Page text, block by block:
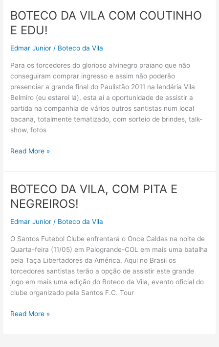
com
Dorval
e
BOTECO DA VILA COM COUTINHO
E EDU!
Edmar Junior/ Boteco da Vila
Para os torcedores do glorioso alvinegro praiano que não
conseguiram comprar ingresso e assim não poderão
presenciar a grande final do Paulistão 2011 na lendária Vila
Belmiro (eu estarei lá), esta aí a oportunidade de assistir a
partida na companhia de vários outros santistas num local
bacana, totalmente tematizado, com sorteio de brindes, talk-
show, fotos
BOTECO
VILA
COM
COUTINHO
E
Read More »
BOTECO DA VILA, COM PITA E
NEGREIROS!
Edmar Junior/ Boteco da Vila
O Santos Futebol Clube enfrentará o Once Caldas na noite de
Quarta-feira (11/05) em Palogrande-COL em mais uma batalha
pela Taça Libertadores da América. Aqui no Brasil os
torcedores santistas terão a opção de assistir este grande
jogo em mais uma edição do Boteco da Vila, evento oficial do
clube organizado pela Santos F.C. Tour
BOTECO
Read More »